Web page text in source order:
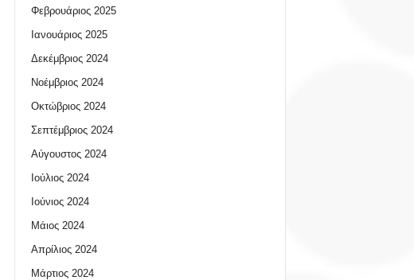
Φεβρουάριος 2025
Ιανουάριος 2025
Δεκέμβριος 2024
Νοέμβριος 2024
Οκτώβριος 2024
Σεπτέμβριος 2024
Αύγουστος 2024
Ιούλιος 2024
Ιούνιος 2024
Μάιος 2024
Απρίλιος 2024
Μάρτιος 2024